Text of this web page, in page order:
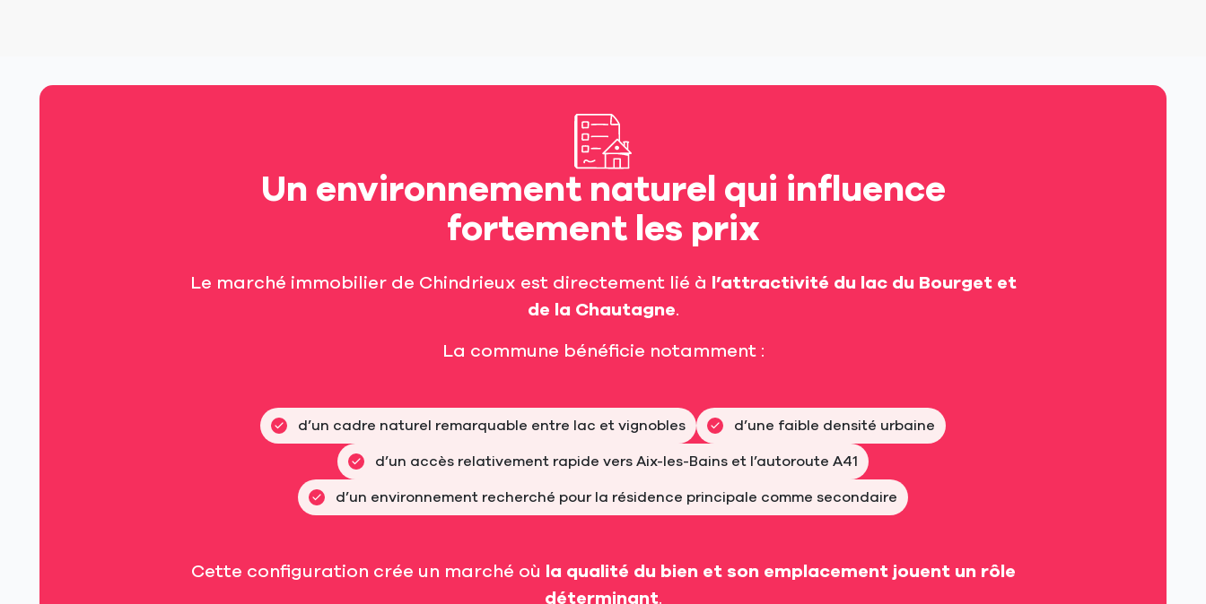
Un environnement naturel qui influence
fortement les prix
Le marché immobilier de Chindrieux est directement lié à l’attractivité du lac du Bourget et
de la Chautagne.
La commune bénéficie notamment :
d’un cadre naturel remarquable entre lac et vignobles
d’une faible densité urbaine
d’un accès relativement rapide vers Aix-les-Bains et l’autoroute A41
d’un environnement recherché pour la résidence principale comme secondaire
Cette configuration crée un marché où la qualité du bien et son emplacement jouent un rôle
déterminant.